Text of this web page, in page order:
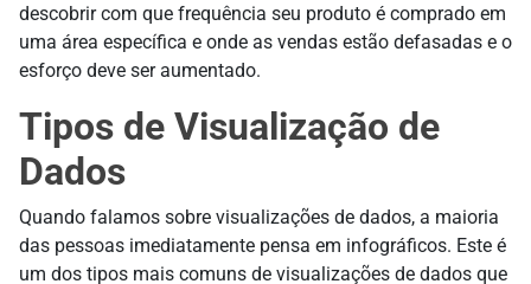
descobrir com que frequência seu produto é comprado em
uma área específica e onde as vendas estão defasadas e o
esforço deve ser aumentado.
Tipos de Visualização de
Dados
Quando falamos sobre visualizações de dados, a maioria
das pessoas imediatamente pensa em infográficos. Este é
um dos tipos mais comuns de visualizações de dados que